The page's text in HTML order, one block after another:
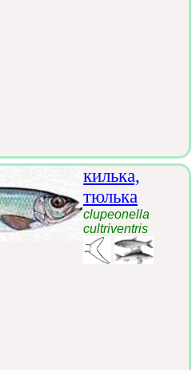
килька,
тюлька
clupeonella
cultriventris